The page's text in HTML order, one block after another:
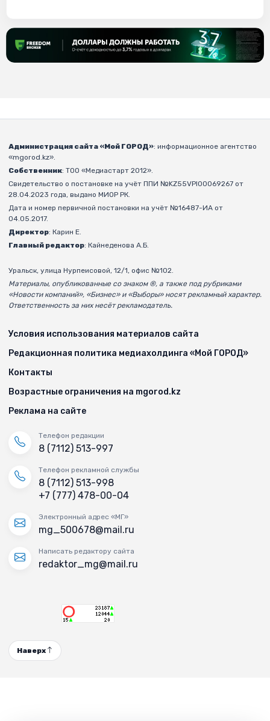
Администрация сайта «Мой ГОРОД»: информационное агентство
«mgorod.kz».
Собственник: ТОО «Медиастарт 2012».
Свидетельство о постановке на учёт ППИ №KZ55VPI00069267 от
28.04.2023 года, выдано МИОР РК.
Дата и номер первичной постановки на учёт №16487-ИА от
04.05.2017.
Директор: Карин Е.
Главный редактор: Кайнеденова А.Б.
Уральск, улица Нурпеисовой, 12/1, офис №102.
Материалы, опубликованные со знаком ®, а также под рубриками
«Новости компаний», «Бизнес» и «Выборы» носят рекламный характер.
Ответственность за них несёт рекламодатель.
Условия использования материалов сайта
Редакционная политика медиахолдинга «Мой ГОРОД»
Контакты
Возрастные ограничения на mgorod.kz
Реклама на сайте
Телефон редакции
8 (7112) 513-997
Телефон рекламной службы
8 (7112) 513-998
+7 (777) 478-00-04
Электронный адрес «МГ»
mg_500678@mail.ru
Написать редактору сайта
redaktor_mg@mail.ru
Наверх